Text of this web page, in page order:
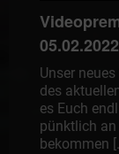
05.02.2022
Unser
des
es Euch
pünktlich an
bekommen